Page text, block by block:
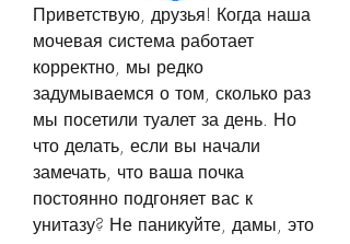
Приветствую, друзья! Когда наша
мочевая система работает
корректно, мы редко
задумываемся о том, сколько раз
мы посетили туалет за день. Но
что делать, если вы начали
замечать, что ваша почка
постоянно подгоняет вас к
унитазу? Не паникуйте, дамы, это